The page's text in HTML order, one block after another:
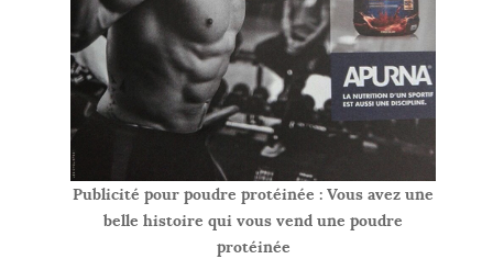
Publicité pour poudre protéinée : Vous avez une
belle histoire qui vous vend une poudre
protéinée